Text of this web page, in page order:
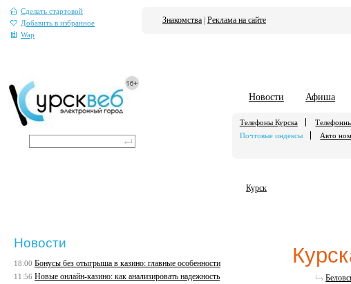
Сделать стартовой
Добавить в избранное
Wap
Знакомства Реклама на сайте
Новости Афиша
Телефоны Курска
Почтовые индексы
Авто
Курск
Новости
18:00 Бонусы без отыгрыша в казино: главные особенности
11:56 Новые онлайн-казино: как анализировать надежность